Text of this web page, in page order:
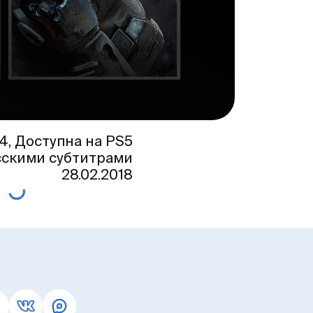
Доступна на PS5
субтитрами
28.02.2018